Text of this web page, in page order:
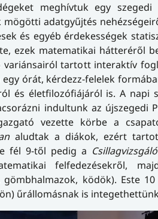
meghívtuk egy
mögötti adatgyűjtés
és egyéb érdekességek
ezek matematikai hátteréről
variánsairól tartott interaktív
órát, kérdezz-felelek
és életfilozófiájáról is. A napi
indultunk az újszegedi
vezette körbe a
aludtak a diákok, ezért
fél 9-től pedig a
felfedezésekről,
gömbhalmazok, ködök). Este
űrállomásnak is